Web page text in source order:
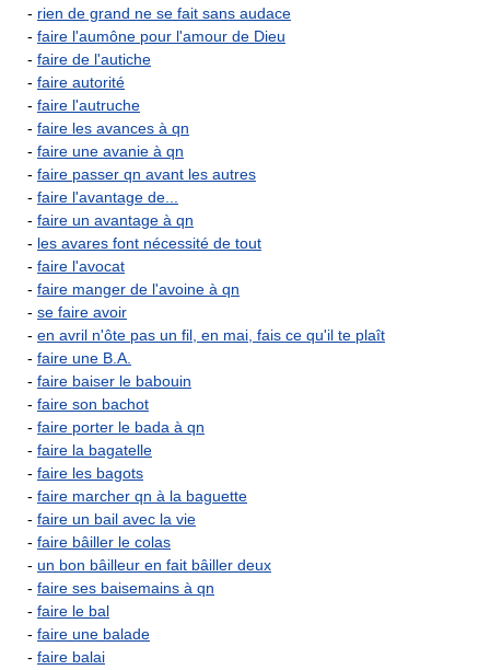
- rien de grand ne se fait sans audace
- faire l'aumône pour l'amour de Dieu
- faire de l'autiche
- faire autorité
- faire l'autruche
- faire les avances à qn
- faire une avanie à qn
- faire passer qn avant les autres
- faire l'avantage de...
- faire un avantage à qn
- les avares font nécessité de tout
- faire l'avocat
- faire manger de l'avoine à qn
- se faire avoir
- en avril n'ôte pas un fil, en mai, fais ce qu'il te plaît
- faire une B.A.
- faire baiser le babouin
- faire son bachot
- faire porter le bada à qn
- faire la bagatelle
- faire les bagots
- faire marcher qn à la baguette
- faire un bail avec la vie
- faire bâiller le colas
- un bon bâilleur en fait bâiller deux
- faire ses baisemains à qn
- faire le bal
- faire une balade
- faire balai